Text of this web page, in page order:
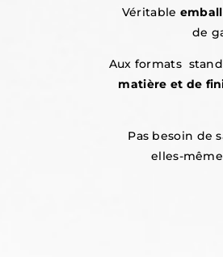
Véritable
de
Aux formats
matière et de
Pas besoin de
elles-